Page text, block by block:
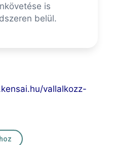
is
belül.
vallalkozz-